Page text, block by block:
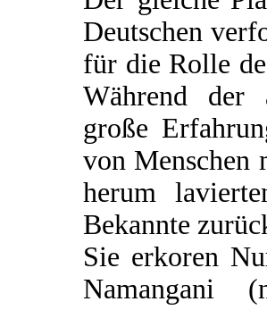
Deutschen
für die Rolle
Während der
große
von Menschen
herum
Bekannte
Sie erkoren
Namangani